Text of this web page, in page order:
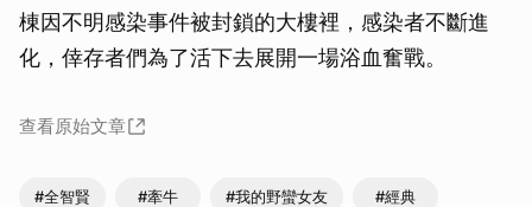
棟因不明感染事件被封鎖的大樓裡，感染者不斷進
化，倖存者們為了活下去展開一場浴血奮戰。
查看原始文章
#全智賢 #牽牛 #我的野蠻女友 #經典